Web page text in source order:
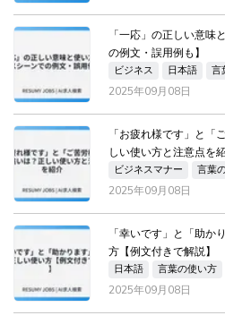
「一応」の正しい意味
の例文・誤用例も】
ビジネス 日本語 言
2025年09月08日
「お疲れ様です」と「
しい使い方と注意点を
ビジネスマナー 言葉
2025年09月08日
「幸いです」と「助か
方【例文付きで解説】
日本語 言葉の使い方
2025年09月08日